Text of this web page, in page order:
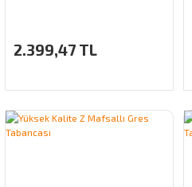
2.399,47 TL